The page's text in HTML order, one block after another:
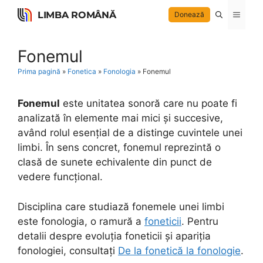
Skip
LIMBA ROMÂNĂ Donează Menu
Fonemul
Prima pagină » Fonetica » Fonologia » Fonemul
Fonemul este unitatea sonoră care nu poate fi
analizată în elemente mai mici și succesive,
având rolul esențial de a distinge cuvintele unei
limbi. În sens concret, fonemul reprezintă o
clasă de sunete echivalente din punct de
vedere funcțional.
Disciplina care studiază fonemele unei limbi
este fonologia, o ramură a foneticii. Pentru
detalii despre evoluția foneticii și apariția
fonologiei, consultați De la fonetică la fonologie.